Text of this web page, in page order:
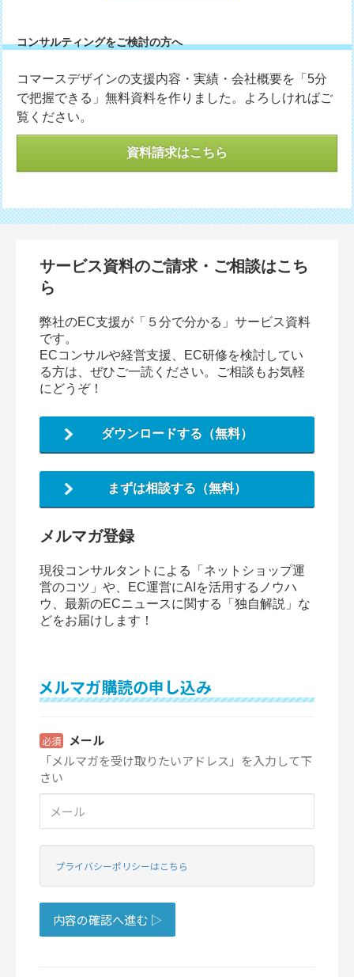
コンサルティングをご検討の方へ
コマースデザインの支援内容・実績・会社概要を「5分
で把握できる」無料資料を作りました。よろしければご
覧ください。
資料請求はこちら
サービス資料のご請求・ご相談はこち
ら
弊社のEC支援が「５分で分かる」サービス資料
です。
ECコンサルや経営支援、EC研修を検討してい
る方は、ぜひご一読ください。ご相談もお気軽
にどうぞ！
ダウンロードする（無料）
まずは相談する（無料）
メルマガ登録
現役コンサルタントによる「ネットショップ運
営のコツ」や、EC運営にAIを活用するノウハ
ウ、最新のECニュースに関する「独自解説」な
どをお届けします！